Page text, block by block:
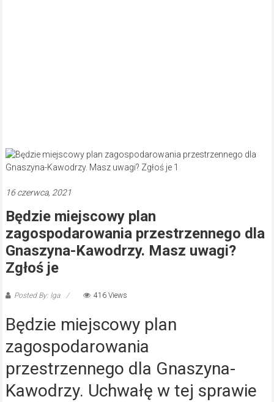
16 czerwca, 2021
Będzie miejscowy plan
zagospodarowania przestrzennego dla
Gnaszyna-Kawodrzy. Masz uwagi?
Zgłoś je
Posted By: Iga 416 Views
Będzie miejscowy plan
zagospodarowania
przestrzennego dla Gnaszyna-
Kawodrzy. Uchwałę w tej sprawie